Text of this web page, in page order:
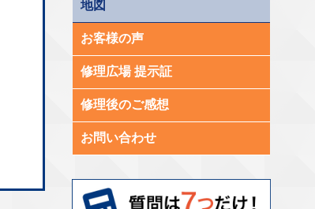
地図
お客様の声
修理広場 提示証
修理後のご感想
お問い合わせ